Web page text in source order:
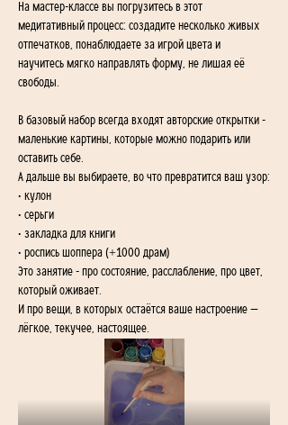
На мастер-классе вы погрузитесь в этот
медитативный процесс: создадите несколько живых
отпечатков, понаблюдаете за игрой цвета и
научитесь мягко направлять форму, не лишая её
свободы.
В базовый набор всегда входят авторские открытки -
маленькие картины, которые можно подарить или
оставить себе.
А дальше вы выбираете, во что превратится ваш узор:
• кулон
• серьги
• закладка для книги
• роспись шоппера (+1000 драм)
Это занятие - про состояние, расслабление, про цвет,
который оживает.
И про вещи, в которых остаётся ваше настроение —
лёгкое, текучее, настоящее.